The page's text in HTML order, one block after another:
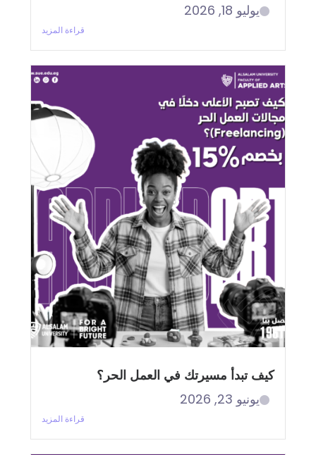
يوليو 18, 2026
قراءة المزيد
كيف تبدأ مسيرتك في العمل الحر؟
يونيو 23, 2026
قراءة المزيد